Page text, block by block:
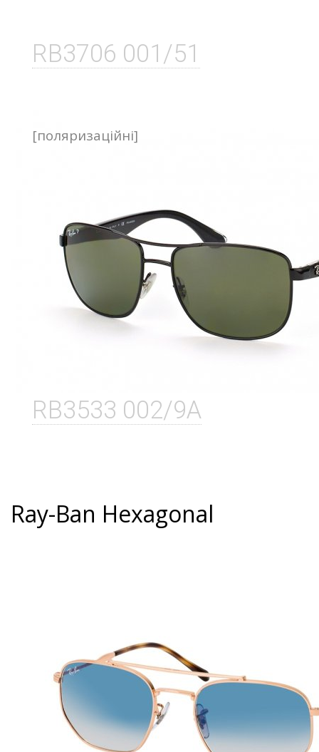
RB3706 001/51
RB3533 002/9A
[поляризаційні]
Ray-Ban Hexagonal